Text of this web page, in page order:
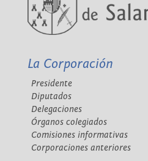
La Corporación
Presidente
Diputados
Delegaciones
Órganos colegiados
Comisiones informativas
Corporaciones anteriores